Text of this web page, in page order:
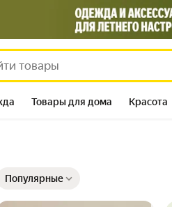
Товары для дома Красота
Популярные